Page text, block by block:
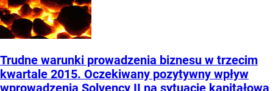
Trudne warunki prowadzenia biznesu w trzecim
kwartale 2015. Oczekiwany pozytywny wpływ